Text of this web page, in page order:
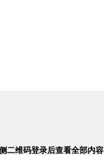
二维码登录后查看全部内容